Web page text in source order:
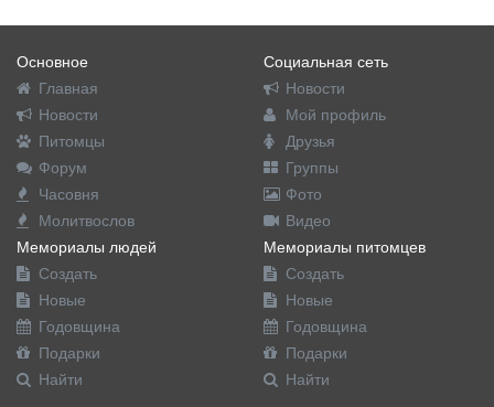
Основное
Главная
Новости
Питомцы
Форум
Часовня
Молитвослов
Социальная сеть
Новости
Мой профиль
Друзья
Группы
Фото
Видео
Мемориалы людей
Создать
Новые
Годовщина
Подарки
Найти
Мемориалы питомцев
Создать
Новые
Годовщина
Подарки
Найти